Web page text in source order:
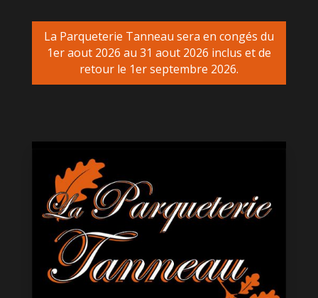
La Parqueterie Tanneau sera en congés du
1er aout 2026 au 31 aout 2026 inclus et de
retour le 1er septembre 2026.